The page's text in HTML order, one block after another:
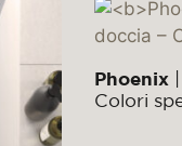
Phoenix
Colori